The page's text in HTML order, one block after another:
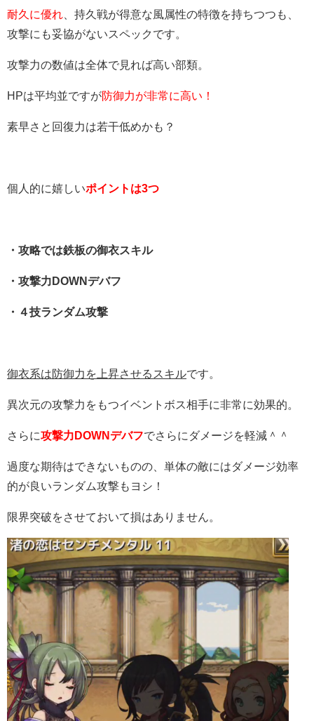
耐久に優れ 、持久戦が得意な風属性の特徴を持ちつつも、
攻撃にも妥協がないスペックです。
攻撃力の数値は全体で見れば高い部類。
HPは平均並ですが防御力が非常に高い！
素早さと回復力は若干低めかも？
個人的に嬉しいポイントは3つ
・攻略では鉄板の御衣スキル
・攻撃力DOWNデバフ
・４技ランダム攻撃
御衣系は防御力を上昇させるスキルです。
異次元の攻撃力をもつイベントボス相手に非常に効果的。
さらに攻撃力DOWNデバフでさらにダメージを軽減＾＾
過度な期待はできないものの、単体の敵にはダメージ効率
的が良いランダム攻撃もヨシ！
限界突破をさせておいて損はありません。